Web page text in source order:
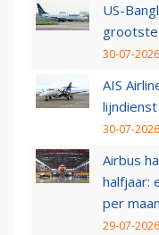
US-
30-07-
AIS
30-07-
Airbus
halfjaar:
per
29-07-